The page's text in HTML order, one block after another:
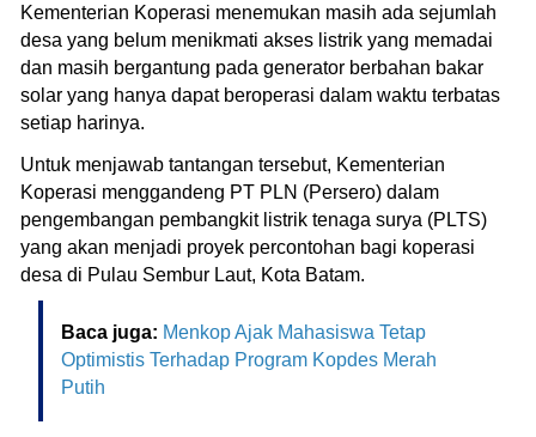
Kementerian Koperasi menemukan masih ada sejumlah
desa yang belum menikmati akses listrik yang memadai
dan masih bergantung pada generator berbahan bakar
solar yang hanya dapat beroperasi dalam waktu terbatas
setiap harinya.
Untuk menjawab tantangan tersebut, Kementerian
Koperasi menggandeng PT PLN (Persero) dalam
pengembangan pembangkit listrik tenaga surya (PLTS)
yang akan menjadi proyek percontohan bagi koperasi
desa di Pulau Sembur Laut, Kota Batam.
Baca juga: Menkop Ajak Mahasiswa Tetap
Optimistis Terhadap Program Kopdes Merah
Putih